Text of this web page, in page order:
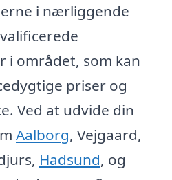
i nærliggende
i området, som kan
priser og
Ved at udvide din
Aalborg, Vejgaard,
Hadsund, og